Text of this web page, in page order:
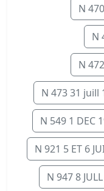
N
N
N
N 473 31 juill
N 549 1 DEC
N 921 5 ET 6
N 947 8